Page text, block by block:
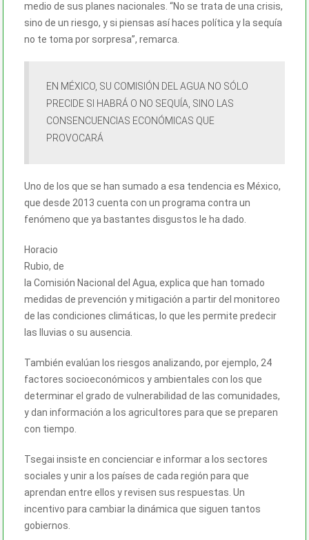
medio de sus planes nacionales. “No se trata de una crisis,
sino de un riesgo, y si piensas así haces política y la sequía
no te toma por sorpresa”, remarca.
EN MÉXICO, SU COMISIÓN DEL AGUA NO SÓLO
PRECIDE SI HABRÁ O NO SEQUÍA, SINO LAS
CONSENCUENCIAS ECONÓMICAS QUE
PROVOCARÁ
Uno de los que se han sumado a esa tendencia es México,
que desde 2013 cuenta con un programa contra un
fenómeno que ya bastantes disgustos le ha dado.
Horacio
Rubio, de
la Comisión Nacional del Agua, explica que han tomado
medidas de prevención y mitigación a partir del monitoreo
de las condiciones climáticas, lo que les permite predecir
las lluvias o su ausencia.
También evalúan los riesgos analizando, por ejemplo, 24
factores socioeconómicos y ambientales con los que
determinar el grado de vulnerabilidad de las comunidades,
y dan información a los agricultores para que se preparen
con tiempo.
Tsegai insiste en concienciar e informar a los sectores
sociales y unir a los países de cada región para que
aprendan entre ellos y revisen sus respuestas. Un
incentivo para cambiar la dinámica que siguen tantos
gobiernos.